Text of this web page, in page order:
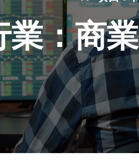
業：商